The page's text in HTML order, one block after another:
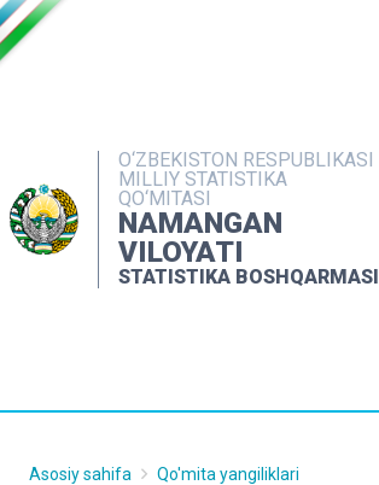
O‘ZBEKISTON RESPUBLIKASI
MILLIY STATISTIKA
QO‘MITASI
NAMANGAN
VILOYATI
STATISTIKA BOSHQARMASI
NASHRLAR
INTERAKTIV XIZMATLAR
MATBUOT XIZMATI
MUROJAATLAR
Asosiy sahifa Qo'mita yangiliklari